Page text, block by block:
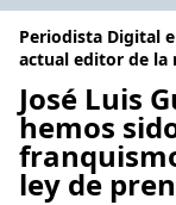
Periodista Digital
actual editor de la
José Luis
hemos
ley de